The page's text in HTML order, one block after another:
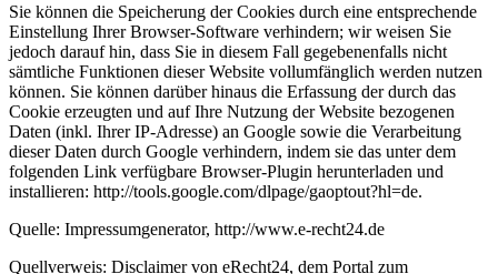
Sie können die Speicherung der Cookies durch eine entsprechende
Einstellung Ihrer Browser-Software verhindern; wir weisen Sie
jedoch darauf hin, dass Sie in diesem Fall gegebenenfalls nicht
sämtliche Funktionen dieser Website vollumfänglich werden nutzen
können. Sie können darüber hinaus die Erfassung der durch das
Cookie erzeugten und auf Ihre Nutzung der Website bezogenen
Daten (inkl. Ihrer IP-Adresse) an Google sowie die Verarbeitung
dieser Daten durch Google verhindern, indem sie das unter dem
folgenden Link verfügbare Browser-Plugin herunterladen und
installieren: http://tools.google.com/dlpage/gaoptout?hl=de.
Quelle: Impressumgenerator, http://www.e-recht24.de
Quellverweis: Disclaimer von eRecht24, dem Portal zum